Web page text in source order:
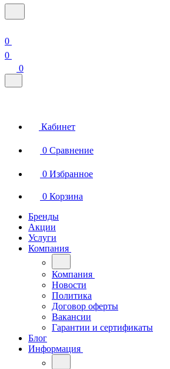
0
0
0
Кабинет
0 Сравнение
0 Избранное
0 Корзина
Бренды
Акции
Услуги
Компания
Компания
Новости
Политика
Договор оферты
Вакансии
Гарантии и сертификаты
Блог
Информация